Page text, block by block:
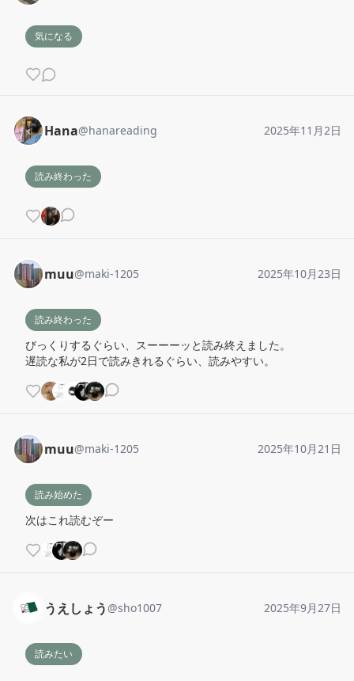
気になる
Hana@hanareading 2025年11月2日
読み終わった
muu@maki-1205 2025年10月23日
読み終わった
びっくりするぐらい、スーーーッと読み終えました。
遅読な私が2日で読みきれるぐらい、読みやすい。
muu@maki-1205 2025年10月21日
読み始めた
次はこれ読むぞー
うえしょう @sho1007 2025年9月27日
読みたい